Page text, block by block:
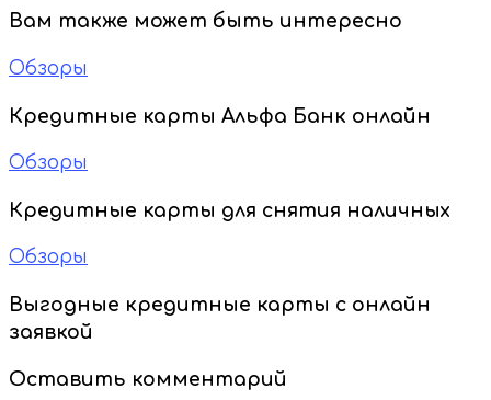
Вам также может быть интересно
Обзоры
Кредитные карты Альфа Банк онлайн
Обзоры
Кредитные карты для снятия наличных
Обзоры
Выгодные кредитные карты с онлайн
заявкой
Оставить комментарий